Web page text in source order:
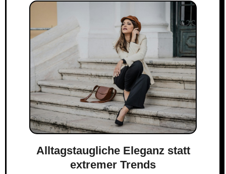
Alltagstaugliche Eleganz statt
extremer Trends